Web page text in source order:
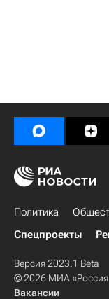
Политика
Спецпроекты
Версия 2023.1 Beta
© 2026 МИА «Россия
Вакансии